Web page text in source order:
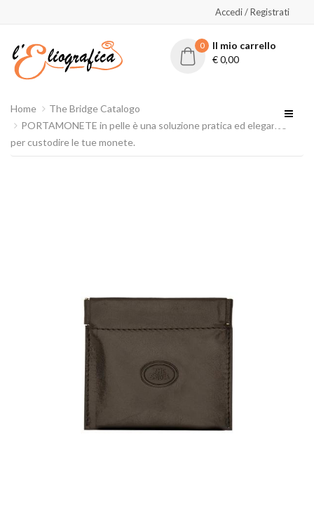
Accedi / Registrati
0
Il mio carrello
€0,00
Home
The Bridge Catalogo
PORTAMONETE in pelle è una soluzione pratica ed elegante
per custodire le tue monete.